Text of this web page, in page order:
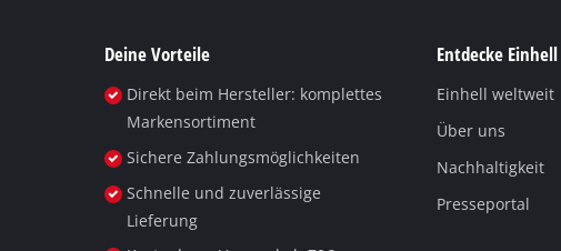
Deine Vorteile
Direkt beim Hersteller: komplettes
Markensortiment
Sichere Zahlungsmöglichkeiten
Schnelle und zuverlässige
Lieferung
Entdecke Einhell
Einhell weltweit
Über uns
Nachhaltigkeit
Presseportal